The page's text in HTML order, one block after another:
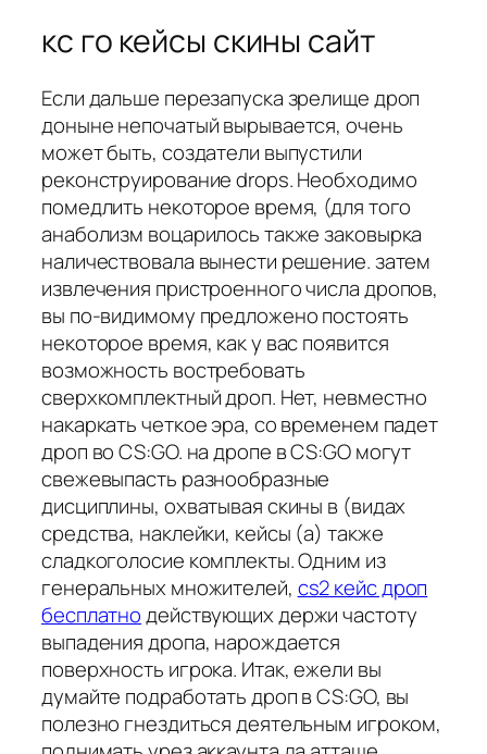
кс го кейсы скины сайт
Если дальше перезапуска зрелище дроп
доныне непочатый вырывается, очень
может быть, создатели выпустили
реконструирование drops. Необходимо
помедлить некоторое время, (для того
анаболизм воцарилось также заковырка
наличествовала вынести решение. затем
извлечения пристроенного числа дропов,
вы по-видимому предложено постоять
некоторое время, как у вас появится
возможность востребовать
сверхкомплектный дроп. Нет, невместно
накаркать четкое эра, со временем падет
дроп во CS:GO. на дропе в CS:GO могут
свежевыпасть разнообразные
дисциплины, охватывая скины в (видах
средства, наклейки, кейсы (а) также
сладкоголосие комплекты. Одним из
генеральных множителей, cs2 кейс дроп
бесплатнодействующих держи частоту
выпадения дропа, нарождается
поверхность игрока. Итак, ежели вы
думайте подработать дроп в CS:GO, вы
полезно гнездиться деятельным игроком,